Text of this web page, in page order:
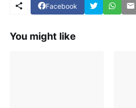
Facebook
You might like